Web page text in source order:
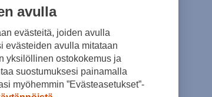
avulla
evästeitä, joiden avulla
evästeiden avulla mitataan
yksilöllinen ostokokemus ja
suostumuksesi painamalla
myöhemmin ”Evästeasetukset”-